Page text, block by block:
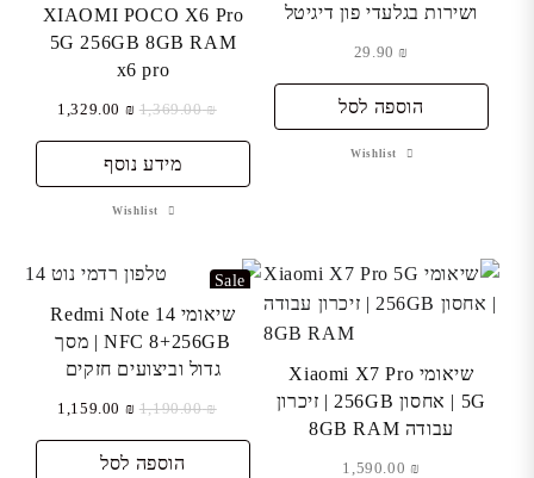
XIAOMI POCO X6 Pro
5G 256GB 8GB RAM
x6 pro
₪
1,369.00
המחיר
היה:
₪ 1,369.00.
₪
המחיר
₪ 1,329.00.
מידע נוסף
Wishlist
ושירות בגלעדי פון דיגיטל
₪
הוספה לסל
Wishlist
Sale
שיאומי Redmi Note 14
NFC 8+256GB | מסך
גדול וביצועים חזקים
₪
1,190.00
המחיר
היה:
₪
המחיר
הוספה לסל
שיאומי Xiaomi X7 Pro
5G | אחסון 256GB | זיכרון
עבודה 8GB RAM
₪